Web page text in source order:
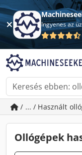
Ingyenes az
/ ... / Használt
Ollógépek